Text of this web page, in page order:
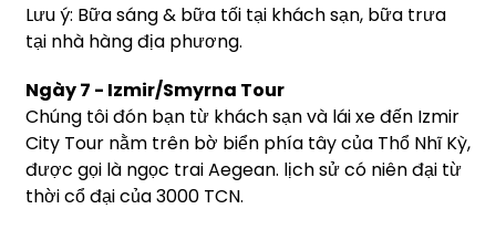
Lưu ý: Bữa sáng & bữa tối tại khách sạn, bữa trưa
tại nhà hàng địa phương.
Ngày 7 - Izmir/Smyrna Tour
Chúng tôi đón bạn từ khách sạn và lái xe đến Izmir
City Tour nằm trên bờ biển phía tây của Thổ Nhĩ Kỳ,
được gọi là ngọc trai Aegean. lịch sử có niên đại từ
thời cổ đại của 3000 TCN.